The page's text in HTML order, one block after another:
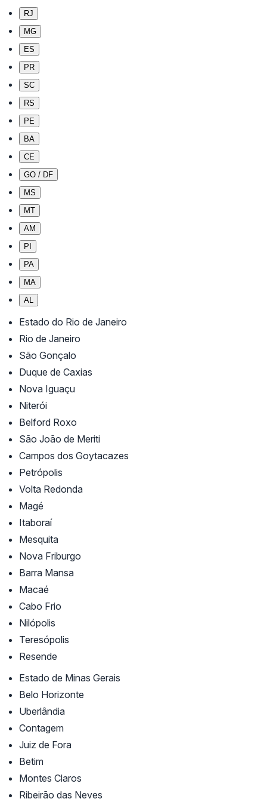
RJ
MG
ES
PR
SC
RS
PE
BA
CE
GO / DF
MS
MT
AM
PI
PA
MA
AL
Estado do Rio de Janeiro
Rio de Janeiro
São Gonçalo
Duque de Caxias
Nova Iguaçu
Niterói
Belford Roxo
São João de Meriti
Campos dos Goytacazes
Petrópolis
Volta Redonda
Magé
Itaboraí
Mesquita
Nova Friburgo
Barra Mansa
Macaé
Cabo Frio
Nilópolis
Teresópolis
Resende
Estado de Minas Gerais
Belo Horizonte
Uberlândia
Contagem
Juiz de Fora
Betim
Montes Claros
Ribeirão das Neves